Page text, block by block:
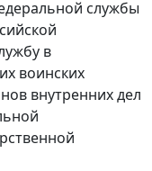
службы
в
воинских
внутренних дел